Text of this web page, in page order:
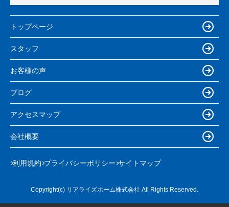
トップページ
スタッフ
お客様の声
ブログ
アクセスマップ
会社概要
利用規約 プライバシーポリシー サイトマップ
Copyright(c) リアライズホーム株式会社 All Rights Reserved.